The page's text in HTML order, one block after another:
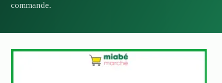
commande.